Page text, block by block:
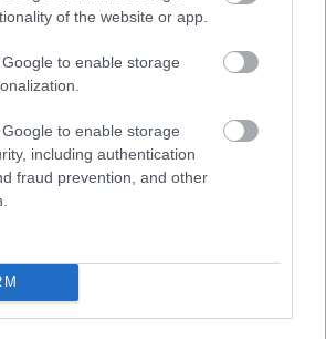
of the website or app.
to enable storage
to enable storage
including authentication
fraud prevention, and other
990 Ft)
(32 990 Ft)
990 Ft)
a biztonságos mozgást az új
(X)